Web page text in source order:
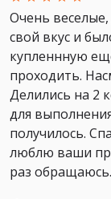
Очень
свой вкус и
купленнную
проходить.
Делились на 2
для
получилось.
люблю ваши
раз обращаюсь.